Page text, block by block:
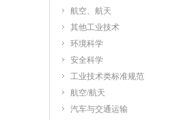
航空、航天
其他工业技术
环境科学
安全科学
工业技术类标准规范
航空/航天
汽车与交通运输